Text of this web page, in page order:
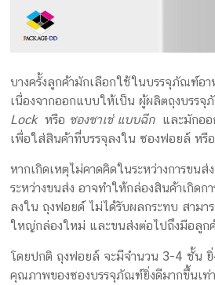
บางครั้งลูกค้ามักเลือกใช้ในบรรจุภัณฑ์อ
เนื่องจากออกแบบให้เป็น ผู้ผลิตถุงบรรจุ
Lockหรือ ซองซาเช่ แบบฉีกและมักออ
เพื่อใส่สินค้าที่บรรจุลงใน ซองฟอยล์ หรื
หากเกิดเหตุไม่คาดคิดในระหว่างการขนส่
ระหว่างขนส่ง อาจทำให้กล่องสินค้าเกิดก
ลงใน ถุงฟอยด์ ไม่ได้รับผลกระทบ สามา
ใหญ่กล่องใหม่ และขนส่งต่อไปถึงมือลูกค้
โดยปกติ ถุงฟอยล์ จะมีจำนวน 3-4 ชั้น ยิ่
คุณภาพของซองบรรจุภัณฑ์ยิ่งดีมากขึ้นเท่